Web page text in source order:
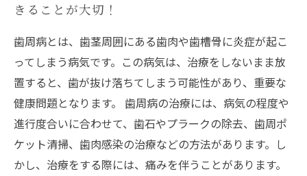
きることが大切！
歯周病とは、歯茎周囲にある歯肉や歯槽骨に炎症が起こ
ってしまう病気です。この病気は、治療をしないまま放
置すると、歯が抜け落ちてしまう可能性があり、重要な
健康問題となります。 歯周病の治療には、病気の程度や
進行度合いに合わせて、歯石やプラークの除去、歯周ポ
ケット清掃、歯肉感染の治療などの方法があります。し
かし、治療をする際には、痛みを伴うことがあります。